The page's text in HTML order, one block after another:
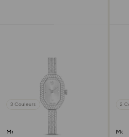
3 Couleurs
Montre Dextera bangle
2